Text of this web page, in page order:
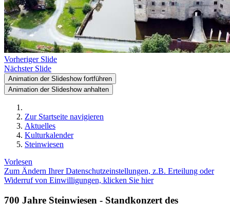
Vorheriger Slide
Nächster Slide
Animation der Slideshow fortführen
Animation der Slideshow anhalten
Zur Startseite navigieren
Aktuelles
Kulturkalender
Steinwiesen
Vorlesen
Zum Ändern Ihrer Datenschutzeinstellungen, z.B. Erteilung oder
Widerruf von Einwilligungen, klicken Sie hier
700 Jahre Steinwiesen - Standkonzert des